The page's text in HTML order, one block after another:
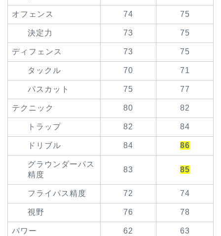
オフェンス 74 75
決定力 73 75
ディフェンス 73 75
タックル 70 71
パスカット 75 77
テクニック 80 82
トラップ 82 84
ドリブル 84 86
グラウンダーパス
精度
83 85
フライパス精度 72 74
視野 76 78
パワー 62 63